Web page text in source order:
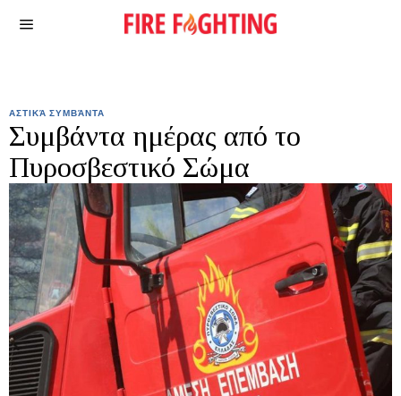
ΑΣΤΙΚΆ ΣΥΜΒΆΝΤΑ
Συμβάντα ημέρας από το
Πυροσβεστικό Σώμα